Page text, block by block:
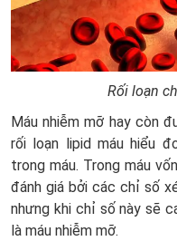
Rối loạn
Máu nhiễm mỡ hay còn
rối loạn lipid máu hiểu
trong máu. Trong máu
đánh giá bởi các chỉ số
nhưng khi chỉ số này sẽ
là máu nhiễm mỡ.